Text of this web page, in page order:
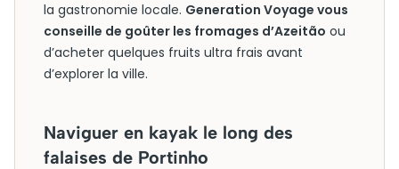
la gastronomie locale. Generation Voyage vous
conseille de goûter les fromages d’Azeitão ou
d’acheter quelques fruits ultra frais avant
d’explorer la ville.
Naviguer en kayak le long des
falaises de Portinho